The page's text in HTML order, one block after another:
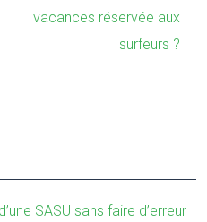
vacances réservée aux
surfeurs ?
SASU sans faire d’erreur